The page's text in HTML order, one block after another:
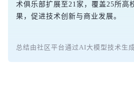
术俱乐部扩展至21家，覆盖25所高
果，促进技术创新与商业发展。
总结由社区平台通过AI大模型技术生